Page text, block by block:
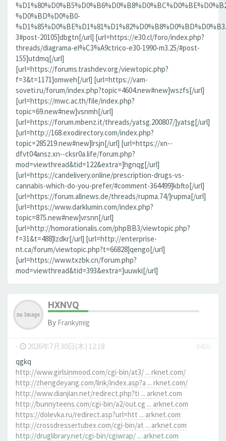
%D0%BD%D0%B0-
3#post-20105]dbgtn[/url] [url=https://e30.cl/foro/index.php?
threads/diagrama-el%C3%A9ctrico-e30-1990-m3.25/#post-
155]utdmq[/url]
[url=https://forums.trashdev.org/viewtopic.php?
f=3&t=1171]omweh[/url] [url=https://vam-
soveti.ru/forum/index.php?topic=4604.new#new]wszfs[/url]
[url=https://mwc.ac.th/file/index.php?
topic=69.new#new]vsnmh[/url]
[url=https://forum.mbenz.it/threads/yatsg.200807/]yatsg[/url]
[url=http://168.exodirectory.com/index.php?
topic=285219.new#new]lrsjn[/url] [url=https://xn--
dfvt04ansz.xn--cksr0a.life/forum.php?
mod=viewthread&tid=122&extra=]hgnqg[/url]
[url=https://candelivery.online/prescription-drugs-vs-
cannabis-which-do-you-prefer/#comment-364499]kbfto[/url]
[url=https://forum.allnews.de/threads/rupma.74/]rupma[/url]
[url=https://www.darklumin.com/index.php?
topic=875.new#new]vrsnn[/url]
[url=http://homorationalis.com/phpBB3/viewtopic.php?
f=31&t=488]lzdkr[/url] [url=http://enterprise-
nt.ca/forum/viewtopic.php?t=66828]qengo[/url]
[url=https://www.txzbk.cn/forum.php?
mod=viewthread&tid=393&extra=]uuwki[/url]
HXNVQ
By Frankymig
- 2026年7月30日(木) 12:18
#410
qgkq
http://www.girlsinmood.com/cgi-bin/at3/ ... rknet.com/
http://zhengdeyang.com/link/index.asp?a ... rknet.com/
http://www.dianjian.net/redirect.php?ti ... arknet.com
http://bunnyteens.com/cgi-bin/a2/out.cg ... arknet.com
https://dolevka.ru/redirect.asp?url=htt ... arknet.com
http://crossdressertubex.com/cgi-bin/at ... arknet.com
http://druglibrary.net/cgi-bin/cgiwrap/ ... arknet.com